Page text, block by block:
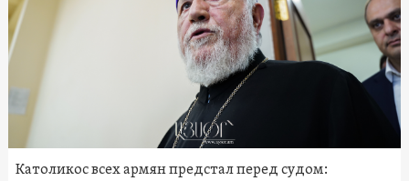
Католикос всех армян предстал перед судом: